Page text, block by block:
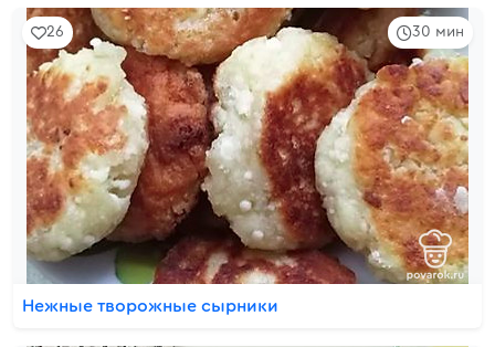
30 мин
26
Нежные творожные сырники